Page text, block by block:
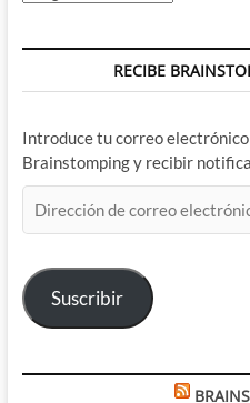
RECIBE
Introduce tu correo
Brainstomping y recibir
de
electrónico
Suscribir